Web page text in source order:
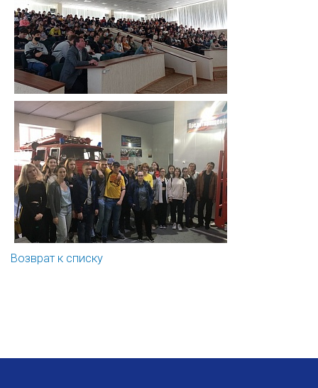
Возврат к списку